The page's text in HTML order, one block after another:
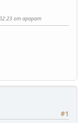
от арарат
#1